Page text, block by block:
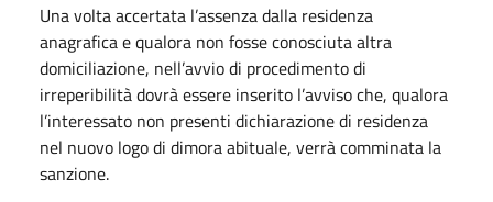
Una volta accertata l’assenza dalla residenza
anagrafica e qualora non fosse conosciuta altra
domiciliazione, nell’avvio di procedimento di
irreperibilità dovrà essere inserito l’avviso che, qualora
l’interessato non presenti dichiarazione di residenza
nel nuovo logo di dimora abituale, verrà comminata la
sanzione.